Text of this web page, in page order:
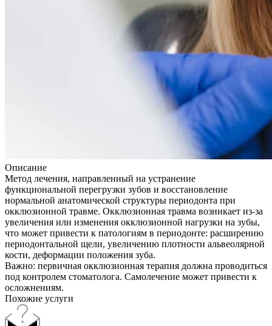
Описание
Метод лечения, направленный на устранение
функциональной перегрузки зубов и восстановление
нормальной анатомической структуры периодонта при
окклюзионной травме. Окклюзионная травма возникает из-за
увеличения или изменения окклюзионной нагрузки на зубы,
что может привести к патологиям в периодонте: расширению
периодонтальной щели, увеличению плотности альвеолярной
кости, деформации положения зуба.
Важно: первичная окклюзионная терапия должна проводиться
под контролем стоматолога. Самолечение может привести к
осложнениям.
Похожие услуги